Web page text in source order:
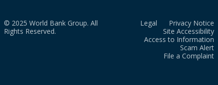
© 2025 World Bank Group. All
Rights Reserved.
Legal
Privacy Notice
Site Accessibility
Access to Information
Scam Alert
File a Complaint